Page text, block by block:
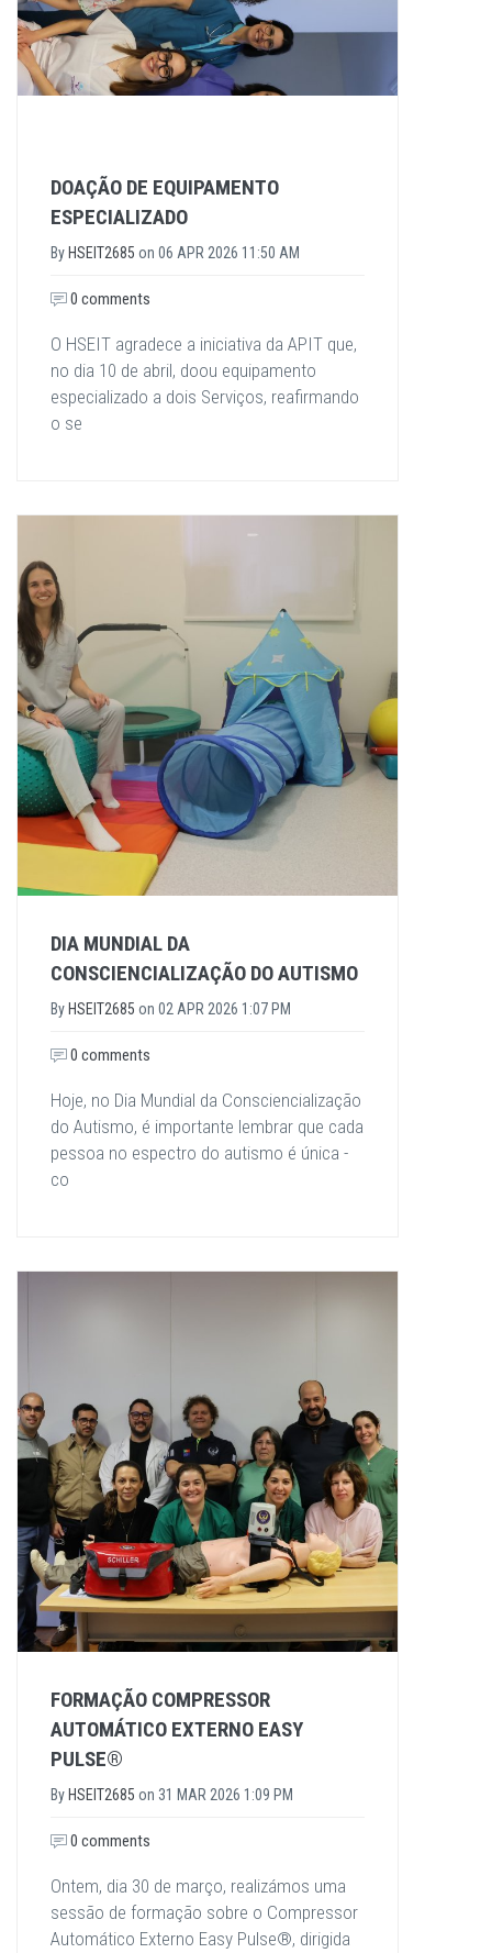
DOAÇÃO DE EQUIPAMENTO
ESPECIALIZADO
By HSEIT2685 on 06 APR 2026 11:50 AM
0 comments
O HSEIT agradece a iniciativa da APIT que,
no dia 10 de abril, doou equipamento
especializado a dois Serviços, reafirmando
o se
DIA MUNDIAL DA
CONSCIENCIALIZAÇÃO DO AUTISMO
By HSEIT2685 on 02 APR 2026 1:07 PM
0 comments
Hoje, no Dia Mundial da Consciencialização
do Autismo, é importante lembrar que cada
pessoa no espectro do autismo é única -
co
FORMAÇÃO COMPRESSOR
AUTOMÁTICO EXTERNO EASY
PULSE®
By HSEIT2685 on 31 MAR 2026 1:09 PM
0 comments
Ontem, dia 30 de março, realizámos uma
sessão de formação sobre o Compressor
Automático Externo Easy Pulse®, dirigida